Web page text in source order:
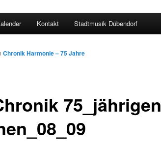
Kontakt Stadtmusik Dübendorf
75_jährigen
Chronik Harmonie – 75 Jahre